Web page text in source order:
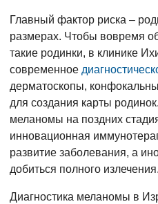
Главный фактор риска –
размерах. Чтобы вовремя
такие родинки, в клинике
современное
дерматоскопы,
для создания карты
меланомы на поздних
инновационная
развитие заболевания, а
добиться полного излечения.
Диагностика меланомы в